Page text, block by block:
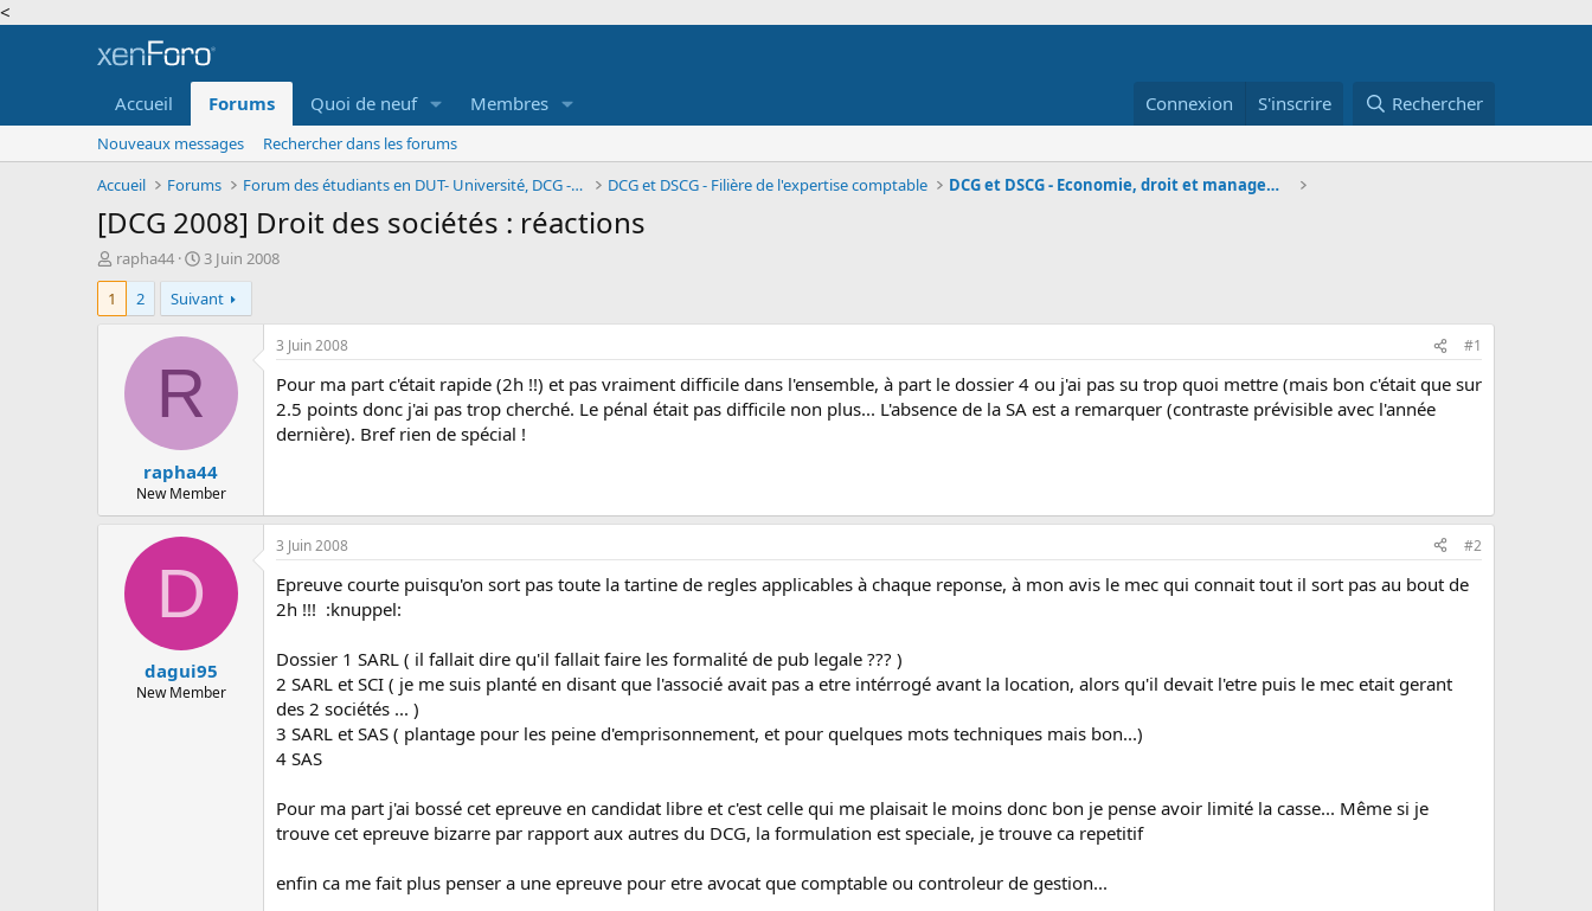
<
Accueil Forums Quoi de neuf Membres Connexion S'inscrire Rechercher
Nouveaux messages
Rechercher dans les forums
Accueil
Forums Forum des étudiants en DUT- Université, DCG - DSCG DCG et DSCG - Filière de l'expertise comptable DCG et DSCG - Economie, droit et management
[DCG 2008] Droit des sociétés : réactions
A
u
e
s
rapha44
D
a
t
e
d
u
t
3 Juin 2008
1
2 Suivant
R
rapha44
New Member
3 Juin 2008 #1
Pour ma part c'était rapide (2h !!) et pas vraiment difficile dans l'ensemble, à part le dossier 4 ou j'ai pas su trop quoi mettre (mais bon c'était que sur
2.5 points donc j'ai pas trop cherché. Le pénal était pas difficile non plus... L'absence de la SA est a remarquer (contraste prévisible avec l'année
dernière). Bref rien de spécial !
D
dagui95
New Member
3 Juin 2008 #2
Epreuve courte puisqu'on sort pas toute la tartine de regles applicables à chaque reponse, à mon avis le mec qui connait tout il sort pas au bout de
2h !!! :knuppel:
Dossier 1 SARL ( il fallait dire qu'il fallait faire les formalité de pub legale ??? )
2 SARL et SCI ( je me suis planté en disant que l'associé avait pas a etre intérrogé avant la location, alors qu'il devait l'etre puis le mec etait gerant
des 2 sociétés ... )
3 SARL et SAS ( plantage pour les peine d'emprisonnement, et pour quelques mots techniques mais bon...)
4 SAS
Pour ma part j'ai bossé cet epreuve en candidat libre et c'est celle qui me plaisait le moins donc bon je pense avoir limité la casse... Même si je
trouve cet epreuve bizarre par rapport aux autres du DCG, la formulation est speciale, je trouve ca repetitif
enfin ca me fait plus penser a une epreuve pour etre avocat que comptable ou controleur de gestion...